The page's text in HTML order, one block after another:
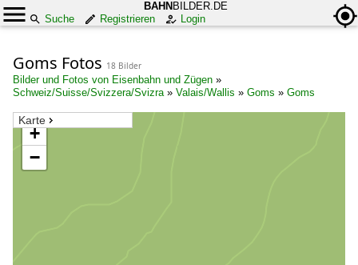
BAHN BILDER.DE
Suche
Registrieren Login
Goms Fotos 18 Bilder
Bilder und Fotos von Eisenbahn und Zügen »
Schweiz/Suisse/Svizzera/Svizra» Valais/Wallis » Goms » Goms
Karte
+
−